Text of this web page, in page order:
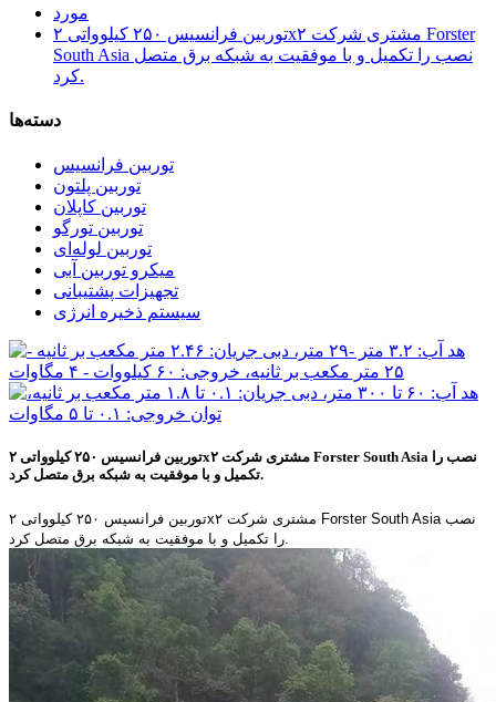
مورد
توربین فرانسیس ۲۵۰ کیلوواتی ۲x۲ مشتری شرکت Forster
South Asia نصب را تکمیل و با موفقیت به شبکه برق متصل
کرد.
دسته‌ها
توربین فرانسیس
توربین پلتون
توربین کاپلان
توربین تورگو
توربین لوله‌ای
میکرو توربین آبی
تجهیزات پشتیبانی
سیستم ذخیره انرژی
توربین فرانسیس ۲۵۰ کیلوواتی ۲x۲ مشتری شرکت Forster South Asia نصب را
تکمیل و با موفقیت به شبکه برق متصل کرد.
توربین فرانسیس ۲۵۰ کیلوواتی ۲x۲ مشتری شرکت Forster South Asia نصب
را تکمیل و با موفقیت به شبکه برق متصل کرد.